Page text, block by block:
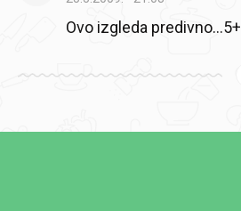
Ovo izgleda predivno…5+